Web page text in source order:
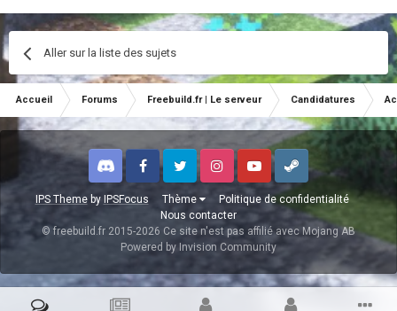
Aller sur la liste des sujets
Accueil Forums Freebuild.fr | Le serveur Candidatures
IPS Themeby IPSFocus Thème
Politique de confidentialité
Nous contacter
Discord FacebookTwitter InstagramYoutubeSteam
© freebuild.fr 2015-2026 Ce site n'est pas affilié avec Mojang AB
Powered by Invision Community